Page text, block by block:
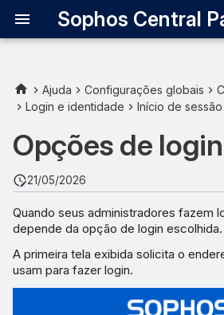
E-mail e senha do Sophos
Outros provedores de
identidade
Ajuda Configurações globais
Login e identidade
Início de
Opções de login
21/05/2026
Quando seus administradores fazem
depende da opção de login escolhida.
A primeira tela exibida solicita o
usam para fazer login.